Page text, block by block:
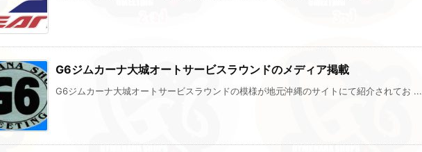
G6ジムカーナ大城オートサービスラウンドのメディア掲載
G6ジムカーナ大城オートサービスラウンドの模様が地元沖縄のサイトにて紹介されてお ...